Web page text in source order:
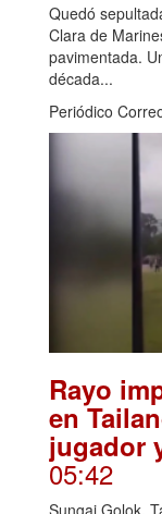
Quedó
Clara de
pavimentada.
década...
Periódico
Rayo
en
jugador
05:42
Sungai Golok,